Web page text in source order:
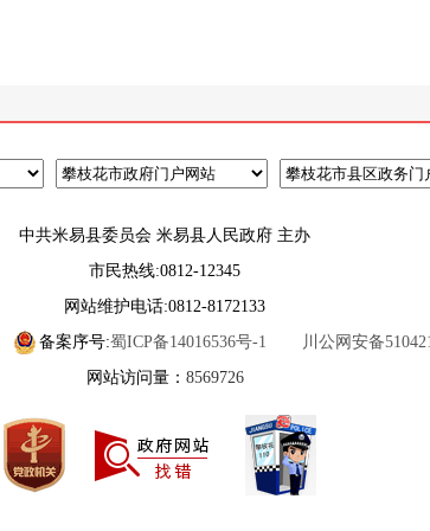
中共米易县委员会 米易县人民政府 主办
市民热线:0812-12345
网站维护电话:0812-8172133
备案序号:蜀ICP备14016536号-1
川公网安备
网站访问量： 8569726